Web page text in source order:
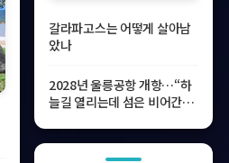
갈라파고스는 어떻게 살아남
았나
2028년 울릉공항 개항…“하
늘길 열리는데 섬은 비어간